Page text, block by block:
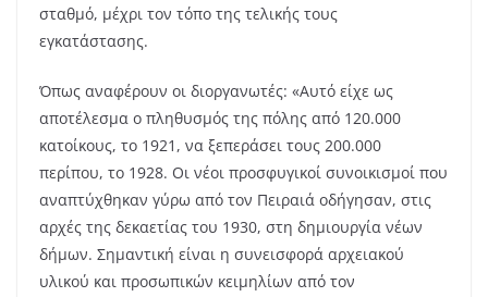
σταθμό, μέχρι τον τόπο της τελικής τους
εγκατάστασης.
Όπως αναφέρουν οι διοργανωτές: «Αυτό είχε ως
αποτέλεσμα ο πληθυσμός της πόλης από 120.000
κατοίκους, το 1921, να ξεπεράσει τους 200.000
περίπου, το 1928. Οι νέοι προσφυγικοί συνοικισμοί που
αναπτύχθηκαν γύρω από τον Πειραιά οδήγησαν, στις
αρχές της δεκαετίας του 1930, στη δημιουργία νέων
δήμων. Σημαντική είναι η συνεισφορά αρχειακού
υλικού και προσωπικών κειμηλίων από τον